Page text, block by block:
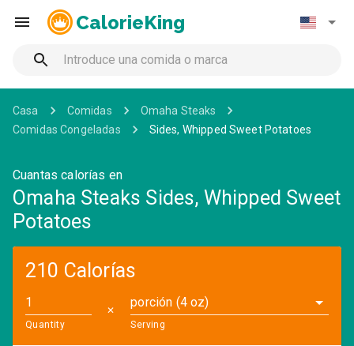
CalorieKing
Casa Comidas
Omaha Steaks
Comidas Congeladas
Sides, Whipped Sweet Potatoes
Cuantas calorías en
Omaha Steaks Sides, Whipped Sweet
Potatoes
210 Calorías
Quantity
✕
porción (4 oz)
Serving